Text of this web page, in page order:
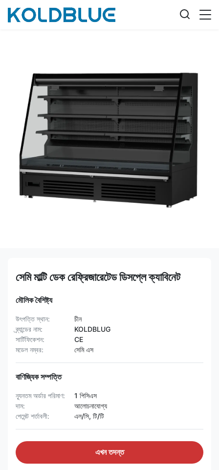
সেমি মাল্টি ডেক রেফ্রিজারেটেড ডিসপ্লে ক্যাবিনেট
মৌলিক বৈশিষ্ট্য
উৎপত্তি স্থান:
চীন
ব্র্যান্ডের নাম:
KOLDBLUG
সার্টিফিকেশন:
CE
মডেল নম্বর:
সেমি এস
বাণিজ্যিক সম্পত্তি
ন্যূনতম অর্ডার পরিমাণ:
1 পিসিএস
দাম:
আলোচনাযোগ্য
পেমেন্ট শর্তাবলী:
এল/সি, টি/টি
এখন তদন্ত